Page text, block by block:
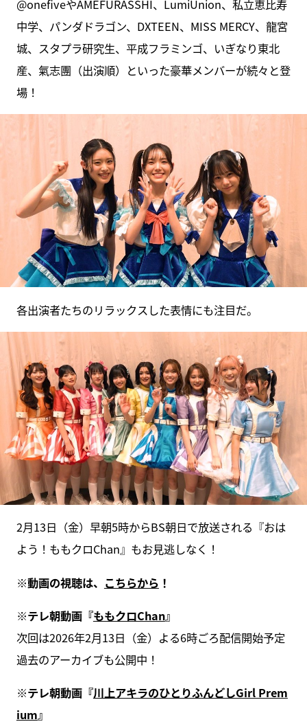
@onefiveやAMEFURASSHI、LumiUnion、私立恵比寿
中学、パンダドラゴン、DXTEEN、MISS MERCY、龍宮
城、スタプラ研究生、平成フラミンゴ、いぎなり東北
産、氣志團（出演順）といった豪華メンバーが続々と登
場！
各出演者たちのリラックスした表情にも注目だ。
2月13日（金）早朝5時からBS朝日で放送される『おは
よう！ももクロChan』もお見逃しなく！
※動画の視聴は、 こちらから ！
※テレ朝動画『ももクロChan』
次回は2026年2月13日（金）よる6時ごろ配信開始予定
過去のアーカイブも公開中！
※テレ朝動画『川上アキラのひとりふんどしGirl Prem
ium』